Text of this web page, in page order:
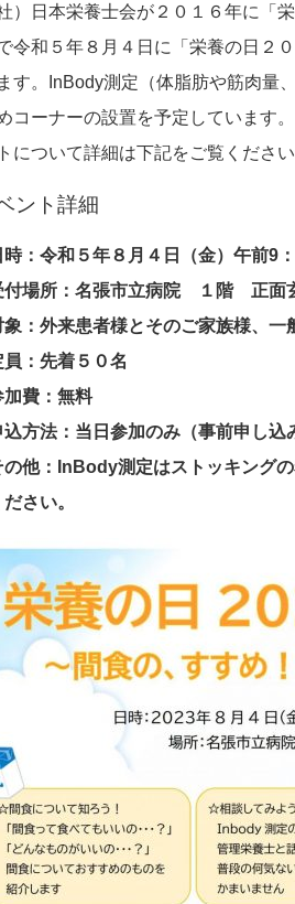
）日本栄養士会が２０１６年に「
令和５年８月４日に「栄養の日２
す。InBody測定（体脂肪や筋肉量
コーナーの設置を予定しています
について詳細は下記をご覧ください
ント詳細
時：令和５年８月４日（金）午前9
付場所：名張市立病院 １階 正面
象：外来患者様とそのご家族様、一
員：先着５０名
加費：無料
込方法：当日参加のみ（事前申し込
の他：InBody測定はストッキング
ださい。